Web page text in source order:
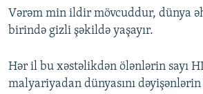
Vərəm min ildir mövcuddur, dünya
birində gizli şəkildə yaşayır.
Hər il bu xəstəlikdən ölənlərin sayı
malyariyadan dünyasını dəyişənlərin